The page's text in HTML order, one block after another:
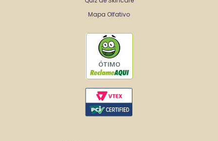
Mapa Olfativo
ÓTIMO